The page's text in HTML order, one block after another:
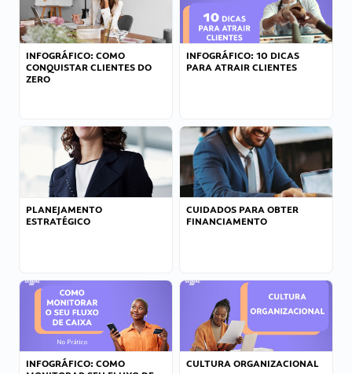
INFOGRÁFICO: COMO
CONQUISTAR CLIENTES DO
ZERO
INFOGRÁFICO: 10 DICAS
PARA ATRAIR CLIENTES
PLANEJAMENTO
ESTRATÉGICO
CUIDADOS PARA OBTER
FINANCIAMENTO
INFOGRÁFICO: COMO
CULTURA ORGANIZACIONAL